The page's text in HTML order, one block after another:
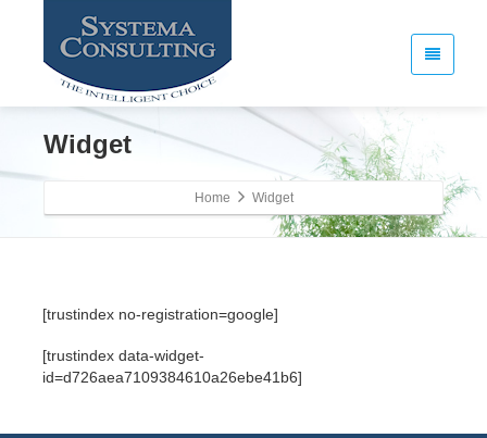
Widget
Home Widget
[trustindex no-registration=google]
[trustindex data-widget-
id=d726aea7109384610a26ebe41b6]